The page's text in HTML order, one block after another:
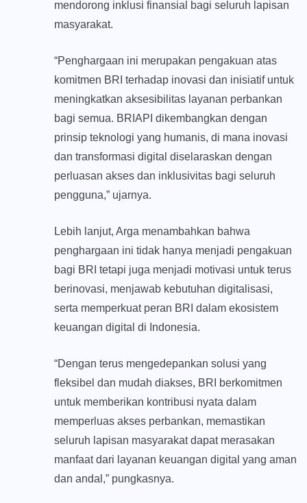
mendorong inklusi finansial bagi seluruh lapisan
masyarakat.
“Penghargaan ini merupakan pengakuan atas
komitmen BRI terhadap inovasi dan inisiatif untuk
meningkatkan aksesibilitas layanan perbankan
bagi semua. BRIAPI dikembangkan dengan
prinsip teknologi yang humanis, di mana inovasi
dan transformasi digital diselaraskan dengan
perluasan akses dan inklusivitas bagi seluruh
pengguna,” ujarnya.
Lebih lanjut, Arga menambahkan bahwa
penghargaan ini tidak hanya menjadi pengakuan
bagi BRI tetapi juga menjadi motivasi untuk terus
berinovasi, menjawab kebutuhan digitalisasi,
serta memperkuat peran BRI dalam ekosistem
keuangan digital di Indonesia.
“Dengan terus mengedepankan solusi yang
fleksibel dan mudah diakses, BRI berkomitmen
untuk memberikan kontribusi nyata dalam
memperluas akses perbankan, memastikan
seluruh lapisan masyarakat dapat merasakan
manfaat dari layanan keuangan digital yang aman
dan andal,” pungkasnya.